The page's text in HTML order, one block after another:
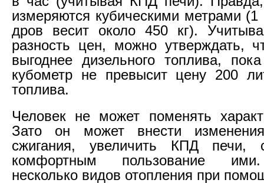
измеряются кубическими метрами (1
дров весит около 450 кг).
разность цен, можно утверждать,
выгоднее дизельного топлива,
кубометр не превысит цену 200
топлива.
Человек не может поменять
Зато он может внести
сжигания, увеличить КПД печи,
комфортным пользование
несколько видов отопления при